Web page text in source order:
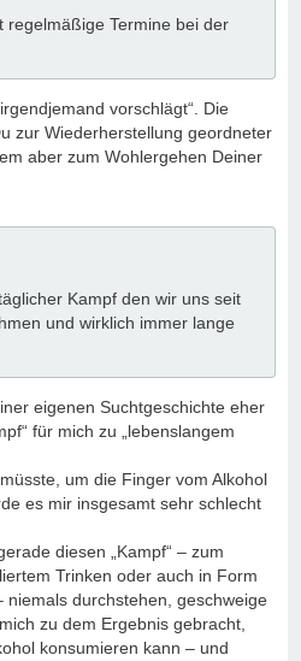
regelmäßige Termine bei der
vorschlägt“. Die
zur Wiederherstellung geordneter
aber zum Wohlergehen Deiner
Kampf den wir uns seit
und wirklich immer lange
eigenen Suchtgeschichte eher
für mich zu „lebenslangem
um die Finger vom Alkohol
es mir insgesamt sehr schlecht
diesen „Kampf“ – zum
Trinken oder auch in Form
niemals durchstehen, geschweige
zu dem Ergebnis gebracht,
konsumieren kann – und